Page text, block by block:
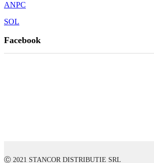
ANPC
SOL
Facebook
Ⓒ 2021 STANCOR DISTRIBUTIE SRL